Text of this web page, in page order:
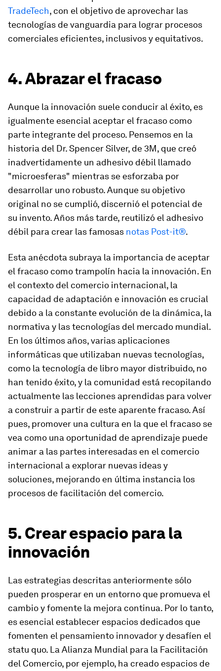
TradeTech, con el objetivo de aprovechar las
tecnologías de vanguardia para lograr procesos
comerciales eficientes, inclusivos y equitativos.
4. Abrazar el fracaso
Aunque la innovación suele conducir al éxito, es
igualmente esencial aceptar el fracaso como
parte integrante del proceso. Pensemos en la
historia del Dr. Spencer Silver, de 3M, que creó
inadvertidamente un adhesivo débil llamado
"microesferas" mientras se esforzaba por
desarrollar uno robusto. Aunque su objetivo
original no se cumplió, discernió el potencial de
su invento. Años más tarde, reutilizó el adhesivo
débil para crear las famosas notas Post-it®.
Esta anécdota subraya la importancia de aceptar
el fracaso como trampolín hacia la innovación. En
el contexto del comercio internacional, la
capacidad de adaptación e innovación es crucial
debido a la constante evolución de la dinámica, la
normativa y las tecnologías del mercado mundial.
En los últimos años, varias aplicaciones
informáticas que utilizaban nuevas tecnologías,
como la tecnología de libro mayor distribuido, no
han tenido éxito, y la comunidad está recopilando
actualmente las lecciones aprendidas para volver
a construir a partir de este aparente fracaso. Así
pues, promover una cultura en la que el fracaso se
vea como una oportunidad de aprendizaje puede
animar a las partes interesadas en el comercio
internacional a explorar nuevas ideas y
soluciones, mejorando en última instancia los
procesos de facilitación del comercio.
5. Crear espacio para la
innovación
Las estrategias descritas anteriormente sólo
pueden prosperar en un entorno que promueva el
cambio y fomente la mejora continua. Por lo tanto,
es esencial establecer espacios dedicados que
fomenten el pensamiento innovador y desafíen el
statu quo. La Alianza Mundial para la Facilitación
del Comercio, por ejemplo, ha creado espacios de